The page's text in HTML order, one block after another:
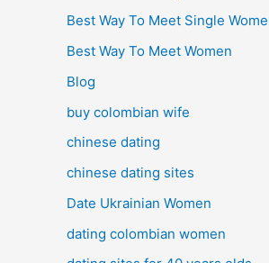
Best Way To Meet Single
Best Way To Meet Women
Blog
buy colombian wife
chinese dating
chinese dating sites
Date Ukrainian Women
dating colombian women